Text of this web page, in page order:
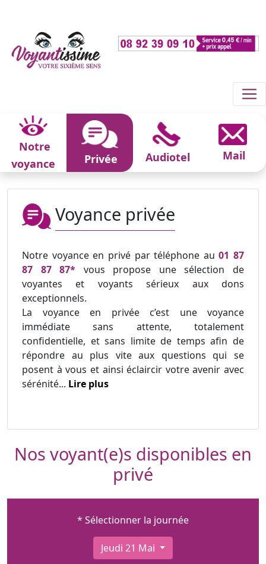
Notre
voyance
Privée Audiotel Mail
Voyance privée
Notre voyance en privé par téléphone au01 87
87 87 87* vous propose une sélection de
voyantes et voyants sérieux aux dons
exceptionnels.
La voyance en privée c’est une voyance
immédiate sans attente, totalement
confidentielle, et sans limite de temps afin de
répondre au plus vite aux questions qui se
posent à vous et ainsi éclaircir votre avenir avec
sérénité... Lire plus
Nos voyant(e)s disponibles en
privé
* Sélectionner la journée
Jeudi 21 Mai